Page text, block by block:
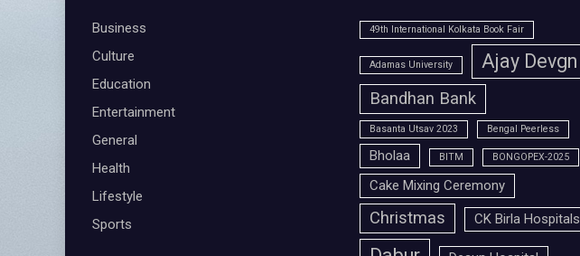
Business
Culture
Education
Entertainment
General
Health
Lifestyle
Sports
49th International Kolkata Book Fair
Adamas University Ajay Devgn
Bandhan Bank
Basanta Utsav 2023 Bengal Peerless
Bholaa BITM BONGOPEX-2025
Cake Mixing Ceremony
Christmas CK Birla Hospitals